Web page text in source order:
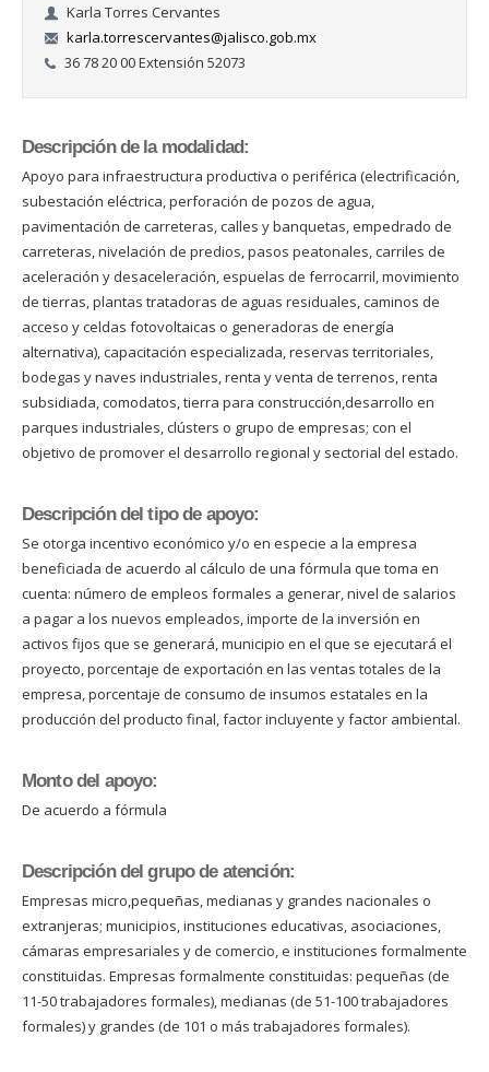
Karla Torres Cervantes
karla.torrescervantes@jalisco.gob.mx
36 78 20 00 Extensión 52073
Descripción de la modalidad:
Apoyo para infraestructura productiva o periférica (electrificación,
subestación eléctrica, perforación de pozos de agua,
pavimentación de carreteras, calles y banquetas, empedrado de
carreteras, nivelación de predios, pasos peatonales, carriles de
aceleración y desaceleración, espuelas de ferrocarril, movimiento
de tierras, plantas tratadoras de aguas residuales, caminos de
acceso y celdas fotovoltaicas o generadoras de energía
alternativa), capacitación especializada, reservas territoriales,
bodegas y naves industriales, renta y venta de terrenos, renta
subsidiada, comodatos, tierra para construcción,desarrollo en
parques industriales, clústers o grupo de empresas; con el
objetivo de promover el desarrollo regional y sectorial del estado.
Descripción del tipo de apoyo:
Se otorga incentivo económico y/o en especie a la empresa
beneficiada de acuerdo al cálculo de una fórmula que toma en
cuenta: número de empleos formales a generar, nivel de salarios
a pagar a los nuevos empleados, importe de la inversión en
activos fijos que se generará, municipio en el que se ejecutará el
proyecto, porcentaje de exportación en las ventas totales de la
empresa, porcentaje de consumo de insumos estatales en la
producción del producto final, factor incluyente y factor ambiental.
Monto del apoyo:
De acuerdo a fórmula
Descripción del grupo de atención:
Empresas micro,pequeñas, medianas y grandes nacionales o
extranjeras; municipios, instituciones educativas, asociaciones,
cámaras empresariales y de comercio, e instituciones formalmente
constituidas. Empresas formalmente constituidas: pequeñas (de
11-50 trabajadores formales), medianas (de 51-100 trabajadores
formales) y grandes (de 101 o más trabajadores formales).